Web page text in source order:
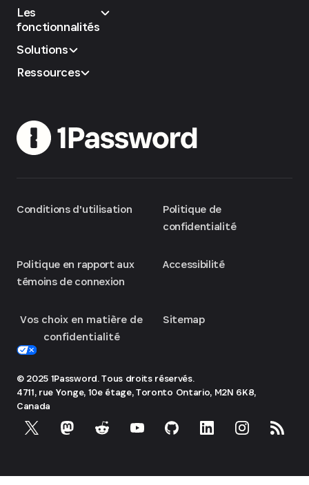
Les
fonctionnalités
Solutions
Ressources
Conditions d'utilisation
Politique en rapport aux
témoins de connexion
Vos choix en matière de
confidentialité
Politique de
confidentialité
Accessibilité
Sitemap
© 2025 1Password. Tous droits réservés.
4711, rue Yonge, 10e étage, Toronto Ontario, M2N 6K8,
Canada